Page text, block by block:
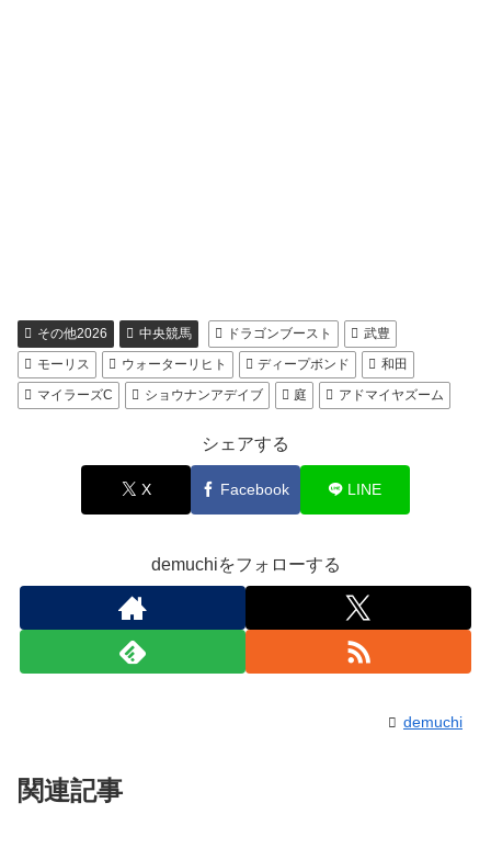
その他2026 中央競馬 ドラゴンブースト
武豊
モーリス
ウォーターリヒト ディープボンド
和田
マイラーズC
ショウナンアデイブ 庭 アドマイヤズーム
シェアする
X Facebook LINE
demuchiをフォローする
demuchi
関連記事